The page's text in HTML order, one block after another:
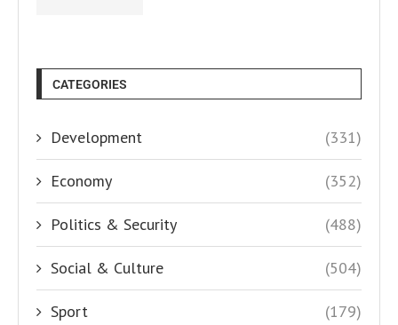
CATEGORIES
Development (331)
Economy (352)
Politics & Security (488)
Social & Culture (504)
Sport (179)